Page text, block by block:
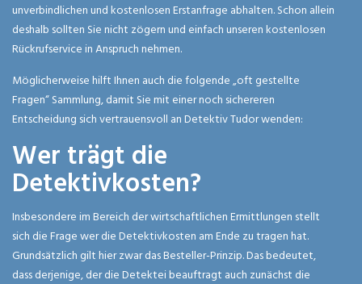
unverbindlichen und kostenlosen Erstanfrage abhalten. Schon allein
deshalb sollten Sie nicht zögern und einfach unseren kostenlosen
Rückrufservice in Anspruch nehmen.
Möglicherweise hilft Ihnen auch die folgende „oft gestellte
Fragen“ Sammlung, damit Sie mit einer noch sichereren
Entscheidung sich vertrauensvoll an Detektiv Tudor wenden:
Wer trägt die
Detektivkosten?
Insbesondere im Bereich der wirtschaftlichen Ermittlungen stellt
sich die Frage wer die Detektivkosten am Ende zu tragen hat.
Grundsätzlich gilt hier zwar das Besteller-Prinzip. Das bedeutet,
dass derjenige, der die Detektei beauftragt auch zunächst die